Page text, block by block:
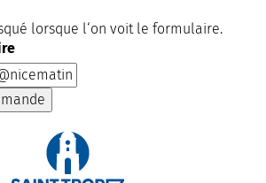
lorsque l‘on voit le formulaire.